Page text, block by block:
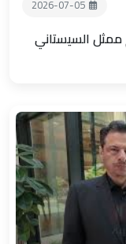
2026-07-05
ممثل السيستاني